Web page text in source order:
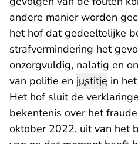
andere manier worden
het hof dat gedeeltelijke
strafvermindering het
onzorgvuldig, nalatig en
van politie en justitie in
Het hof sluit de
bekentenis over het
oktober 2022, uit van het